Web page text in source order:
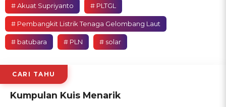
# Akuat Supriyanto # PLTGL
# Pembangkit Listrik Tenaga Gelombang Laut
# batubara # PLN # solar
CARI TAHU
Kumpulan Kuis Menarik